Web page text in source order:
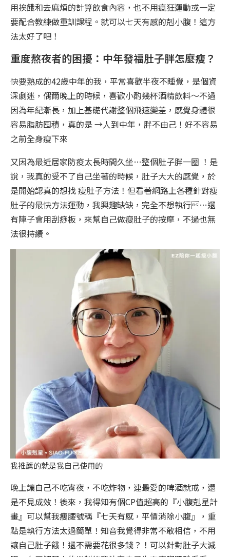
用挨餓和去麻煩的計算飲食內容，也不用瘋狂運動或一定
要配合教練做重訓課程。就可以七天有感的剋小腹！這方
法太好了吧！
重度熬夜者的困擾：中年發福肚子胖怎麼瘦？
快要熟成的42歲中年的我，平常喜歡半夜不睡覺，是個資
深劇迷，偶爾晚上的時候，喜歡小酌幾杯酒精飲料～不過
因為年紀漸長，加上基礎代謝整個飛速變差，感覺身體很
容易脂肪囤積，真的是 →人到中年，胖不由己！好不容易
之前全身瘦下來
又因為最近居家防疫太長時間久坐…整個肚子胖一圈 ！是
說，我真的受不了自己坐著的時候，肚子大大的感覺，於
是開始認真的想找 瘦肚子方法！但看著網路上各種針對瘦
肚子的最快方法運動，我興趣缺缺，完全不想執行…還
有陣子會用刮痧板，來幫自己做瘦肚子的按摩，不過也無
法很持續。
我推薦的就是我自己使用的
晚上讓自己不吃宵夜，不吃炸物，連最愛的啤酒就戒，還
是不見成效！後來，我得知有個CP值超高的『小腹剋星計
畫』可以幫我瘦腰號稱『七天有感，平價消除小腹』，重
點是執行方法太過簡單！知音我覺得非常不敢相信，不用
讓自己肚子餓！還不需要花很多錢？！可以針對肚子大減